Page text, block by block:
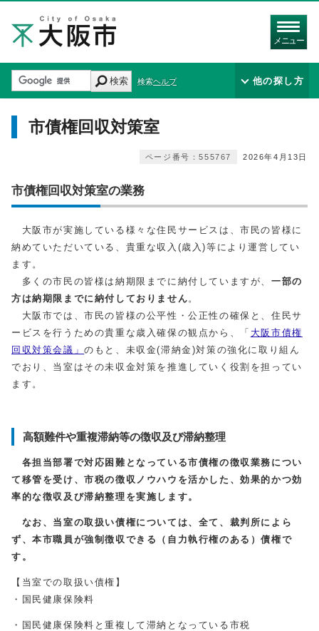
メニュー
検索 検索ヘルプ 他の探し方
市債権回収対策室
2026年4月13日
ページ番号：555767
市債権回収対策室の業務
大阪市が実施している様々な住民サービスは、市民の皆様に
納めていただいている、貴重な収入(歳入)等により運営してい
ます。
多くの市民の皆様は納期限までに納付していますが、 一部の
方は納期限までに納付しておりません。
大阪市では、市民の皆様の公平性・公正性の確保と、住民サ
ービスを行うための貴重な歳入確保の観点から、「 大阪市債権
回収対策会議」のもと、未収金(滞納金)対策の強化に取り組ん
でおり、当室はその未収金対策を推進していく役割を担ってい
ます。
高額難件や重複滞納等の徴収及び滞納整理
各担当部署で対応困難となっている市債権の徴収業務につい
て移管を受け、市税の徴収ノウハウを活かした、効果的かつ効
率的な徴収及び滞納整理を実施します。
なお、当室の取扱い債権については、全て、裁判所によら
ず、本市職員が強制徴収できる（自力執行権のある）債権で
す。
【当室での取扱い債権】
・国民健康保険料
・国民健康保険料と重複して滞納となっている市税